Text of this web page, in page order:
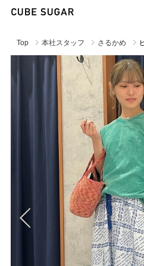
Top 本社スタッフ さるかめ